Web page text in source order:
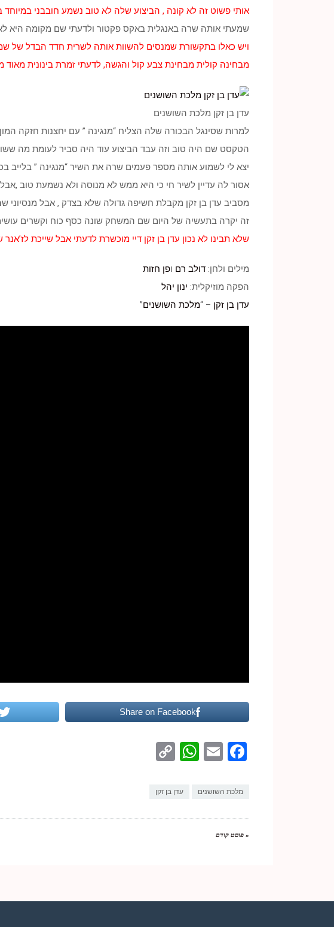
אותי פשוט זה לא קונה , הביצוע שלה לא טוב נשמע חובבני במיוחד
שמעתי אותה שרה באנגלית באקס פקטור ולדעתי שם מקומה היא לא
ויש כאלו בתקשורת שמנסים להשוות אותה לשרית חדד הבדל של
מבחינה קולית מבחינת צבע קול והגשה, לדעתי זמרת בינונית מאוד
עדן בן זקן מלכת השושנים
למרות שסינגל הבכורה שלה הצליח “מנגינה ” עם יחצנות חזקה
הטקסט שם היה טוב וזה עבד הביצוע עוד היה סביר לעומת מה
יצא לי לשמוע אותה מספר פעמים שרה את השיר “מנגינה ” בלייב
אסור לה עדיין לשיר חי כי היא ממש לא מנוסה ולא נשמעת טוב
מסביב עדן בן זקן מקבלת חשיפה גדולה שלא בצדק , אבל
זה יקרה בתעשיה של היום שם המשחק שונה כסף כוח וקשרים
שלא תבינו לא נכון עדן בן זקן דיי מוכשרת לדעתי אבל שייכת
מילים ולחן: דולב רם ופן חזות
הפקה מוזיקלית: ינון יהל
עדן בן זקן – “מלכת השושנים”
Share on Facebook
Facebook
Email
WhatsApp
מלכת השושנים עדן בן זקן
« פוסט קודם